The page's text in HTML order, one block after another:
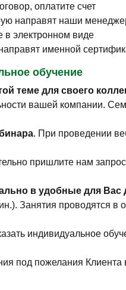
оплатите счет
направят наши
в электронном виде
именной
обучение
теме для своего
вашей компании.
. При проведении
пришлите нам
в удобные для Вас
Занятия проводятся
индивидуальное
под пожелания